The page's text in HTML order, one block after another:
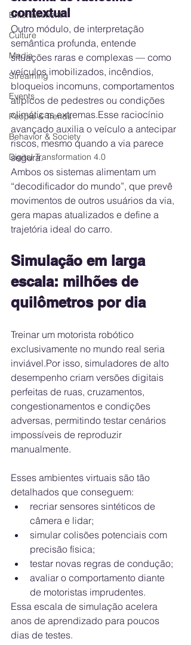
Entertainment
Culture
Media
Streaming
Events
People & Trends
Behavior & Society
Digital Transformation 4.0
contextual
Outro módulo, de interpretação
semântica profunda, entende
situações raras e complexas — como
veículos imobilizados, incêndios,
bloqueios incomuns, comportamentos
atípicos de pedestres ou condições
climáticas extremas.Esse raciocínio
avançado auxilia o veículo a antecipar
riscos, mesmo quando a via parece
segura.
Ambos os sistemas alimentam um
“decodificador do mundo”, que prevê
movimentos de outros usuários da via,
gera mapas atualizados e define a
trajetória ideal do carro.
Simulação em larga
escala: milhões de
quilômetros por dia
Treinar um motorista robótico
exclusivamente no mundo real seria
inviável.Por isso, simuladores de alto
desempenho criam versões digitais
perfeitas de ruas, cruzamentos,
congestionamentos e condições
adversas, permitindo testar cenários
impossíveis de reproduzir
manualmente.
Esses ambientes virtuais são tão
detalhados que conseguem:
recriar sensores sintéticos de
câmera e lidar;
simular colisões potenciais com
precisão física;
testar novas regras de condução;
avaliar o comportamento diante
de motoristas imprudentes.
Essa escala de simulação acelera
anos de aprendizado para poucos
dias de testes.